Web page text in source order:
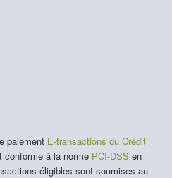
paiement E-transactions du Crédit
à la norme PCI-DSS en
éligibles sont soumises au